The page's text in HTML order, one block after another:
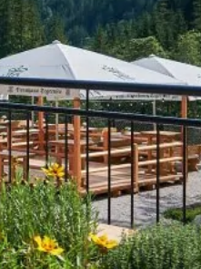
Forsthaus Valepp
Valepp 1, 83727
Tel.: Tel.: 08026-7809580
Details
www.forsthausvalepp.de